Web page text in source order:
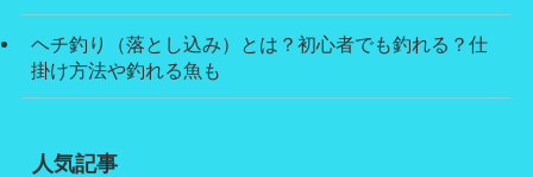
ヘチ釣り（落とし込み）とは？初心者でも釣れる？仕
掛け方法や釣れる魚も
人気記事